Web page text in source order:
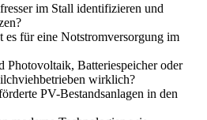
im Stall identifizieren und
es für eine Notstromversorgung im
Photovoltaik, Batteriespeicher oder
wirklich?
PV-Bestandsanlagen in den